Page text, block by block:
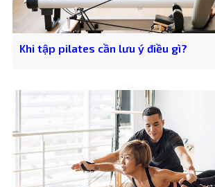
Khi tập pilates cần lưu ý điều gì?